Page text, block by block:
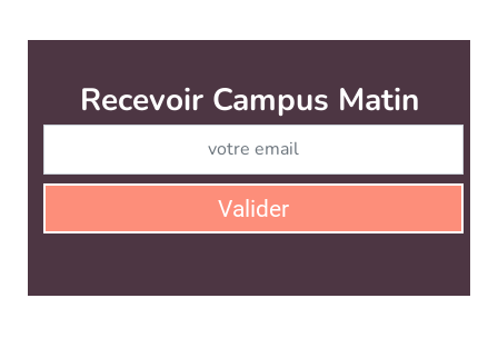
Campus Matin est édité par
QUI SOMMES-NOUS ?